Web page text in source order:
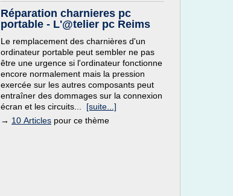
Réparation charnieres pc
portable - L'@telier pc Reims
Le remplacement des charnières d'un
ordinateur portable peut sembler ne pas
être une urgence si l'ordinateur fonctionne
encore normalement mais la pression
exercée sur les autres composants peut
entraîner des dommages sur la connexion
écran et les circuits... [suite...]
→ 10 Articles pour ce thème